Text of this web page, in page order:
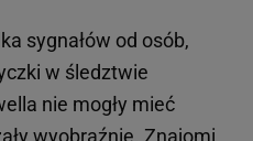
sygnałów od osób,
w śledztwie
nie mogły mieć
wyobraźnię. Znajomi